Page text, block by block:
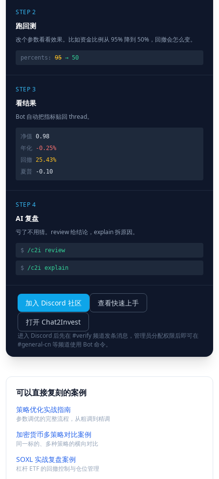
STEP 2
跑回测
改个参数看看效果。比如资金比例从 95% 降到 50%，回撤会怎么变。
percents: 95 → 50
STEP 3
看结果
Bot 自动把指标贴回 thread。
净值 0.98
年化
-0.25%
回撤 25.43%
夏普
-0.10
STEP 4
AI 复盘
亏了不用猜。review 给结论，explain 拆原因。
$ /c2i review
$ /c2i explain
加入 Discord 社区 查看快速上手
打开 Chat2Invest
进入 Discord 后先在 #verify 频道发条消息，管理员分配权限后即可在
#general-cn 等频道使用 Bot 命令。
可以直接复刻的案例
策略优化实战指南
参数调优的完整流程，从粗调到精调
加密货币多策略对比案例
同一标的、多种策略的横向对比
SOXL 实战复盘案例
杠杆 ETF 的回撤控制与仓位管理